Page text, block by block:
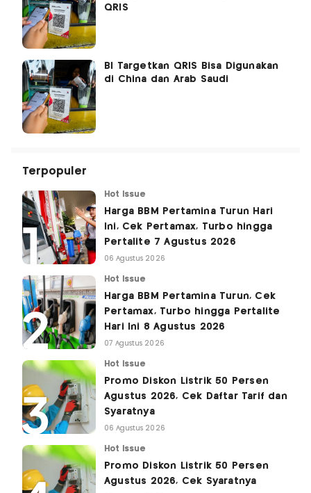
QRIS
BI Targetkan QRIS Bisa Digunakan
di China dan Arab Saudi
Terpopuler
Hot Issue
Harga BBM Pertamina Turun Hari
Ini, Cek Pertamax, Turbo hingga
Pertalite 7 Agustus 2026
06 Agustus 2026
Hot Issue
Harga BBM Pertamina Turun, Cek
Pertamax, Turbo hingga Pertalite
Hari Ini 8 Agustus 2026
07 Agustus 2026
Hot Issue
Promo Diskon Listrik 50 Persen
Agustus 2026, Cek Daftar Tarif dan
Syaratnya
06 Agustus 2026
Hot Issue
Promo Diskon Listrik 50 Persen
Agustus 2026, Cek Syaratnya